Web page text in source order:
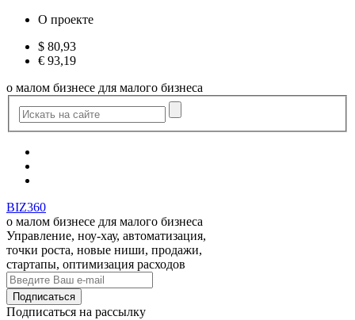
О проекте
$ 80,93
€ 93,19
о малом бизнесе для малого бизнеса
BIZ360
о малом бизнесе для малого бизнеса
Управление, ноу-хау, автоматизация,
точки роста, новые ниши, продажи,
стартапы, оптимизация расходов
Подписаться на рассылку